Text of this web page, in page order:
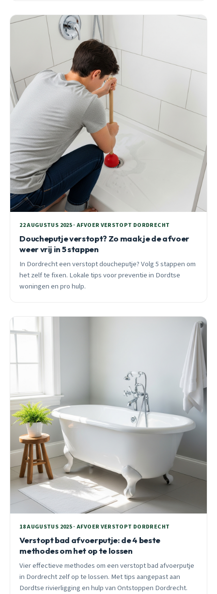
22 AUGUSTUS 2025 · AFVOER VERSTOPT DORDRECHT
Doucheputje verstopt? Zo maak je de afvoer
weer vrij in 5 stappen
In Dordrecht een verstopt doucheputje? Volg 5 stappen om
het zelf te fixen. Lokale tips voor preventie in Dordtse
woningen en pro hulp.
18 AUGUSTUS 2025 · AFVOER VERSTOPT DORDRECHT
Verstopt bad afvoerputje: de 4 beste
methodes om het op te lossen
Vier effectieve methodes om een verstopt bad afvoerputje
in Dordrecht zelf op te lossen. Met tips aangepast aan
Dordtse rivierligging en hulp van Ontstoppen Dordrecht.